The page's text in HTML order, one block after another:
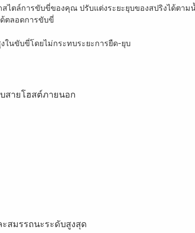
ไตล์การขับขี่ของคุณ ปรับแต่งระยะยุบของสปริงได้ตา
ตลอดการขับขี่
นขับขี่โดยไม่กระทบระยะการยืด-ยุบ
สายโฮสต์ภายนอก
สมรรถนะระดับสูงสุด